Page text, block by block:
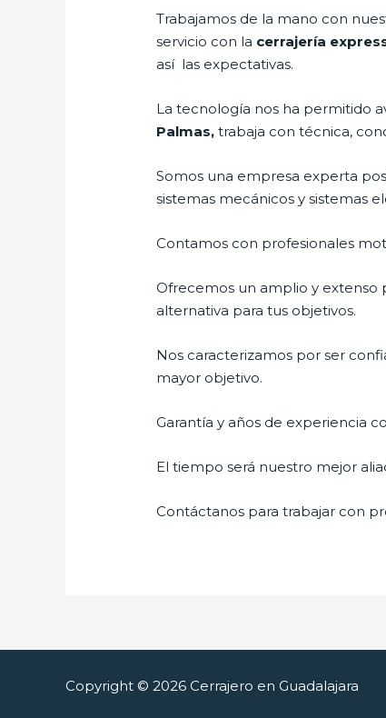
Trabajamos de la mano con
servicio con la cerrajería
así las expectativas.
La tecnología nos ha permitido
Palmas,trabaja con técnica,
Somos una empresa experta
sistemas mecánicos y sistemas
Contamos con profesionales
Ofrecemos un amplio y extenso
alternativa para tus objetivos.
Nos caracterizamos por ser
mayor objetivo.
Garantía y años de experiencia
El tiempo será nuestro mejor
Contáctanos para trabajar con
Copyright © 2026 Cerrajero en Guadalajara